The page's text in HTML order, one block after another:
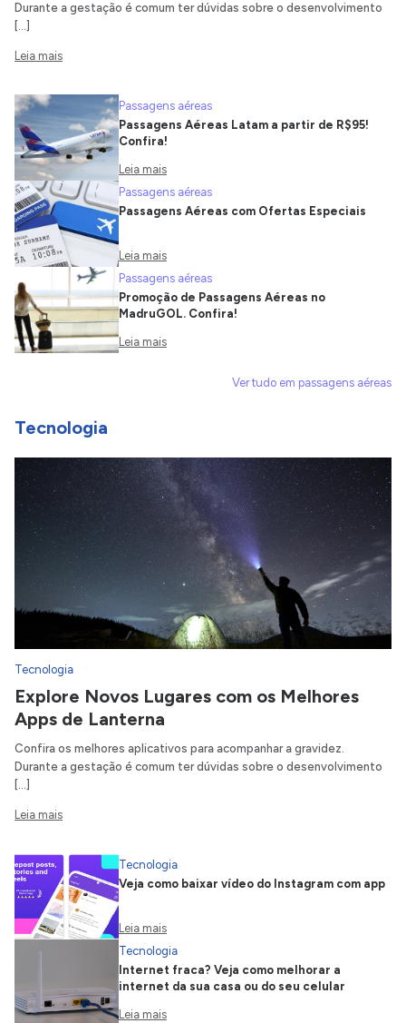
Durante a gestação é comum ter dúvidas sobre o desenvolvimento
[…]
Leia mais
Passagens aéreas
Passagens Aéreas Latam a partir de R$95!
Confira!
Leia mais
Passagens aéreas
Passagens Aéreas com Ofertas Especiais
Leia mais
Passagens aéreas
Promoção de Passagens Aéreas no
MadruGOL. Confira!
Leia mais
Ver tudo em passagens aéreas
Tecnologia
Tecnologia
Explore Novos Lugares com os Melhores
Apps de Lanterna
Confira os melhores aplicativos para acompanhar a gravidez.
Durante a gestação é comum ter dúvidas sobre o desenvolvimento
[…]
Leia mais
Tecnologia
Veja como baixar vídeo do Instagram com app
Leia mais
Tecnologia
Internet fraca? Veja como melhorar a
internet da sua casa ou do seu celular
Leia mais